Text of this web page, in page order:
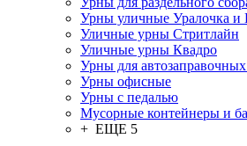
Урны уличные Уралочка и
Уличные урны Стритлайн
Уличные урны Квадро
Урны для
Урны офисные
Урны с педалью
Мусорные контейнеры и
+ ЕЩЕ 5